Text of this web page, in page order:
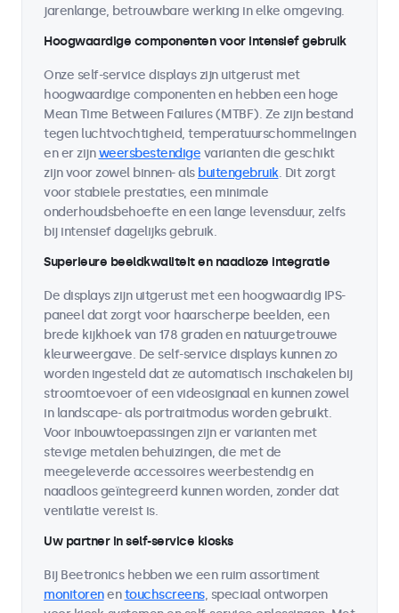
jarenlange, betrouwbare werking in elke omgeving.
Hoogwaardige componenten voor intensief gebruik
Onze self-service displays zijn uitgerust met
hoogwaardige componenten en hebben een hoge
Mean Time Between Failures (MTBF). Ze zijn bestand
tegen luchtvochtigheid, temperatuurschommelingen
en er zijnweersbestendige varianten die geschikt
zijn voor zowel binnen- als buitengebruik. Dit zorgt
voor stabiele prestaties, een minimale
onderhoudsbehoefte en een lange levensduur, zelfs
bij intensief dagelijks gebruik.
Superieure beeldkwaliteit en naadloze integratie
De displays zijn uitgerust met een hoogwaardig IPS-
paneel dat zorgt voor haarscherpe beelden, een
brede kijkhoek van 178 graden en natuurgetrouwe
kleurweergave. De self-service displays kunnen zo
worden ingesteld dat ze automatisch inschakelen bij
stroomtoevoer of een videosignaal en kunnen zowel
in landscape- als portraitmodus worden gebruikt.
Voor inbouwtoepassingen zijn er varianten met
stevige metalen behuizingen, die met de
meegeleverde accessoires weerbestendig en
naadloos geïntegreerd kunnen worden, zonder dat
ventilatie vereist is.
Uw partner in self-service kiosks
Bij Beetronics hebben we een ruim assortiment
monitorenentouchscreens, speciaal ontworpen